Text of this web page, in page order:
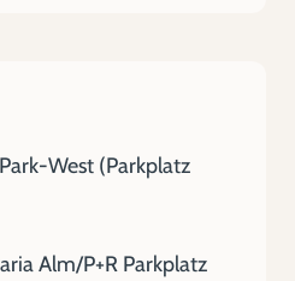
West (Parkplatz
Alm/P+R Parkplatz